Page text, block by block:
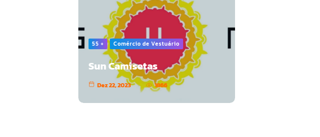
55 + Comércio de Vestuário
Sun Camisetas
Dez 22, 2023 1866